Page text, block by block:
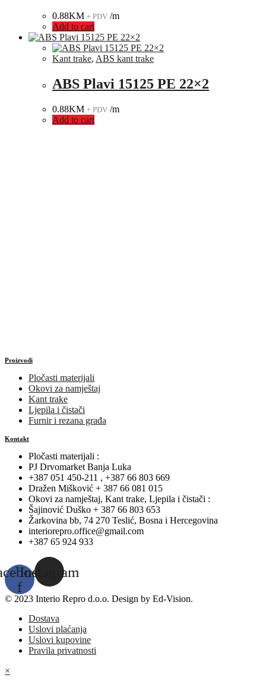
0.88KM + PDV /m
Add to cart
Kant trake, ABS kant trake
ABS Plavi 15125 PE 22×2
0.88KM + PDV /m
Add to cart
Proizvodi
Pločasti materijali
Okovi za namještaj
Kant trake
Ljepila i čistači
Furnir i rezana građa
Kontakt
Pločasti materijali :
PJ Drvomarket Banja Luka
+387 051 450-211 , +387 66 803 669
Dražen Mišković + 387 66 081 015
Okovi za namještaj, Kant trake, Ljepila i čistači :
Šajinović Duško + 387 66 803 653
Žarkovina bb, 74 270 Teslić, Bosna i Hercegovina
interiorepro.office@gmail.com
+387 65 924 933
f
Instagram
© 2023 Interio Repro d.o.o. Design by Ed-Vision.
Dostava
Uslovi plaćanja
Uslovi kupovine
Pravila privatnosti
×